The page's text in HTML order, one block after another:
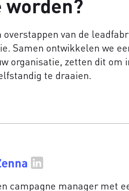
worden?
van de
Samen ontwikkelen we
organisatie, zetten dit om
te draaien.
campagne manager met